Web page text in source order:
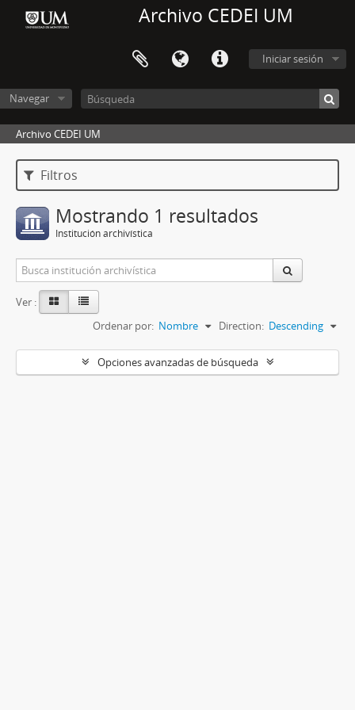
Archivo CEDEI UM
Iniciar sesión
Navegar
Archivo CEDEI UM
Filtros
Mostrando 1 resultados
Institución archivística
Ver :
Ordenar por: Nombre Direction: Descending
Opciones avanzadas de búsqueda